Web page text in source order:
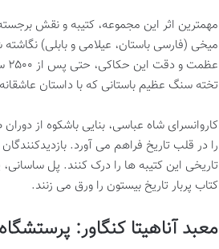
مهمترین اثر این مجموعه، کتیبه و نقش
میخی (فارسی باستان، عیلامی و بابلی)
تخته سنگ عظیم باستانی که با داستان
کاروانسرای شاه عباسی، بنایی باشکوه از
را در قلب تاریخ فراهم می آورد.
تاریخی این کتیبه ها را درک کنند. پل
کتاب پربار تاریخ بیستون را ورق می زنند.
معبد آناهیتا کنگاور: